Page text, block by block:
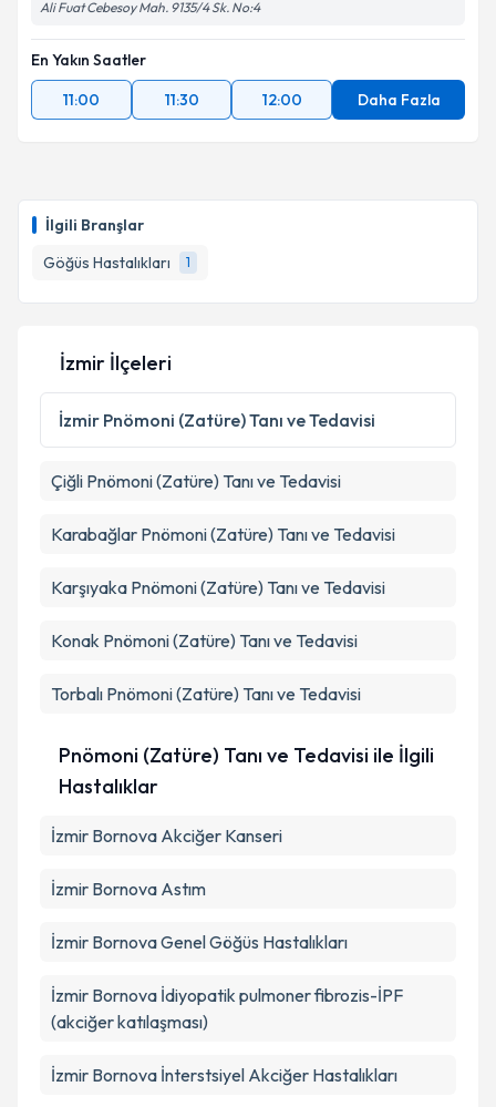
İlgili Branşlar
Göğüs Hastalıkları
1
Metni'ni okudum ve kişisel verilerimin belirtilen
Takvim Talebini Gönder
Ali Fuat Cebesoy Mah. 9135/4 Sk. No:4
En Yakın Saatler
11:00
11:30 12:00 Daha Fazla
İzmir İlçeleri
İzmir Pnömoni (Zatüre) Tanı ve Tedavisi
Çiğli Pnömoni (Zatüre) Tanı ve Tedavisi
Karabağlar Pnömoni (Zatüre) Tanı ve Tedavisi
Karşıyaka Pnömoni (Zatüre) Tanı ve Tedavisi
Konak Pnömoni (Zatüre) Tanı ve Tedavisi
Torbalı Pnömoni (Zatüre) Tanı ve Tedavisi
Pnömoni (Zatüre) Tanı ve Tedavisi ile İlgili
Hastalıklar
İzmir Bornova Akciğer Kanseri
İzmir Bornova Astım
İzmir Bornova Genel Göğüs Hastalıkları
İzmir Bornova İdiyopatik pulmoner fibrozis-İPF
(akciğer katılaşması)
İzmir Bornova İnterstsiyel Akciğer Hastalıkları